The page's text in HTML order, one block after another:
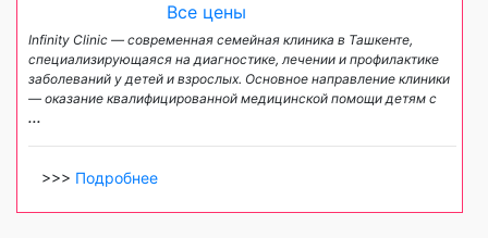
Все цены
Infinity Clinic — современная семейная клиника в Ташкенте,
специализирующаяся на диагностике, лечении и профилактике
заболеваний у детей и взрослых. Основное направление клиники
— оказание квалифицированной медицинской помощи детям с
...
>>> Подробнее